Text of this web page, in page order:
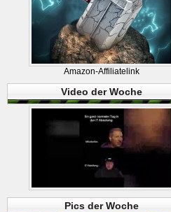
Amazon-Affiliatelink
Video der Woche
Pics der Woche